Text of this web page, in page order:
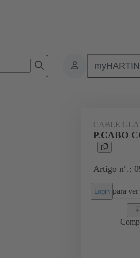
Accessories Cable glands
CABLE
P.CABO
Artigo nº.:
Login para